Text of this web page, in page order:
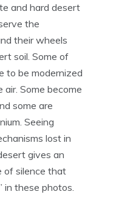
and hard desert
the
their wheels
soil. Some of
to be modernized
Some become
some are
Seeing
lost in
gives an
of silence that
in these photos.